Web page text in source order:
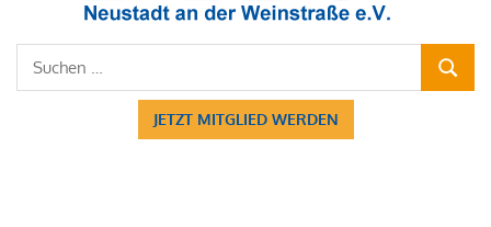
Suchen
nach:
JETZT MITGLIED WERDEN